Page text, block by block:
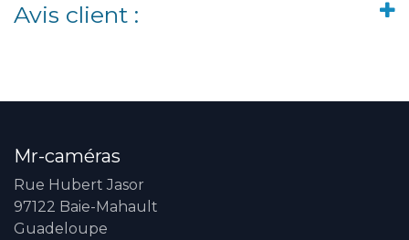
Avis client :
Mr-caméras
Rue Hubert Jasor
97122 Baie-Mahault
Guadeloupe